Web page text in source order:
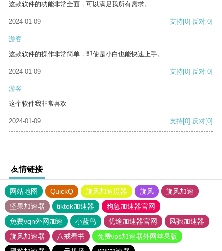
这款软件的功能非常全面，可以满足我所有需求。
2024-01-09 支持[0] 反对[0]
游客
这款软件的操作非常简单，即使是小白也能快速上手。
2024-01-09 支持[0] 反对[0]
游客
这个软件我非常喜欢
2024-01-09 支持[0] 反对[0]
友情链接
网站地图 QuickQ 旋风加速度器 旋风
旋风加速
坚果加速器
tiktok加速器
狗急加速器官网
免费vqn外网加速
小蓝鸟 优途加速器官网
风驰加速器
旋风加速器
八戒看书
免费vps加速器外网苹果版